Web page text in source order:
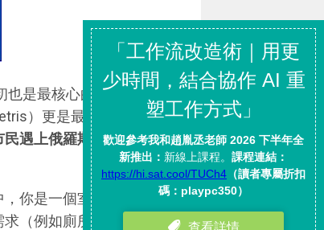
是最核心的玩法就在於
）更是最歷久彌新的
民遇上俄羅斯方塊，會誕
你是一個室內設計師，
（例如廁所、臥房、廚